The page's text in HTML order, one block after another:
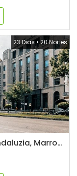
23 Dias • 20 Noites
Lisboa, Coimbra, Évora, Porto, Andaluzia, Marrocos e Madri - 21 dias